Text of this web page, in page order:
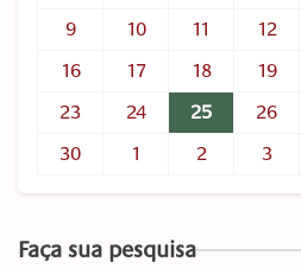
9
10 11 12
16
17 18 19
23
24 25 26
30
1 2 3
Faça sua pesquisa